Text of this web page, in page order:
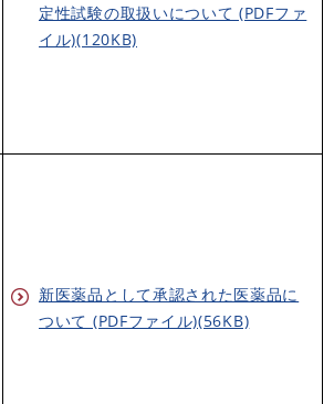
定性試験の取扱いについて (PDFファ
イル)(120KB)
新医薬品として承認された医薬品に
ついて (PDFファイル)(56KB)